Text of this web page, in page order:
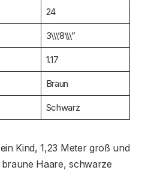
24
3\\\’8\\\”
1.17
Braun
Schwarz
Kind, 1,23 Meter groß und
Haare, schwarze